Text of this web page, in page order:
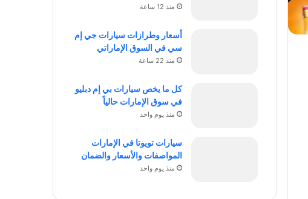
منذ 12 ساعة
أسعار وطرازات سيارات جي إم
سي في السوق الإماراتي
منذ 22 ساعة
كل ما يخص سيارات بي إم دبليو
في سوق الإمارات حالياً
منذ يوم واحد
سيارات تويوتا في الإمارات
المواصفات والأسعار والضمان
منذ يوم واحد